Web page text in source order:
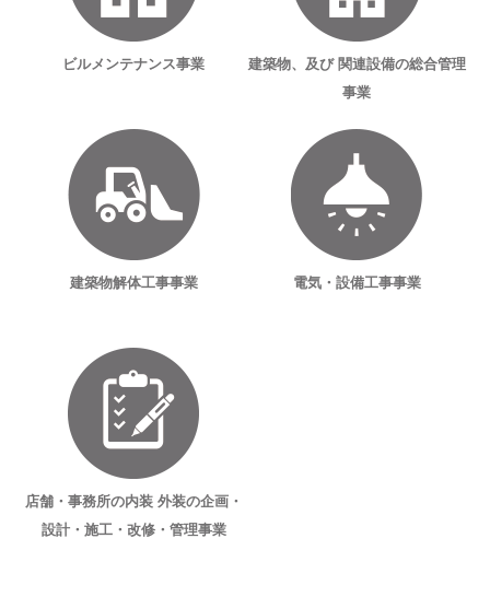
ビルメンテナンス事業 建築物、及び 関連設備の総合管理
事業
建築物解体工事事業 電気・設備工事事業
店舗・事務所の内装 外装の企画・
設計・ 施工・改修・管理事業